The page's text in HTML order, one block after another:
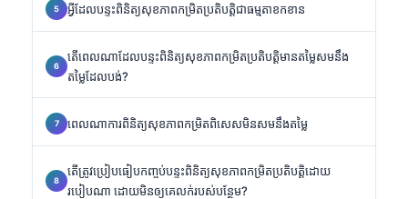
អ្វីដែលបន្ទះពិនិត្យសុខភាពកម្រិតប្រតិបត្តិជាធម្មតាខកខាន
តើពេលណាដែលបន្ទះពិនិត្យសុខភាពកម្រិតប្រតិបត្តិមានតម្លៃសមនឹង
តម្លៃដែលបង់?
ពេលណាការពិនិត្យសុខភាពកម្រិតពិសេសមិនសមនឹងតម្លៃ
តើត្រូវប្រៀបធៀបកញ្ចប់បន្ទះពិនិត្យសុខភាពកម្រិតប្រតិបត្តិដោយ
របៀបណា ដោយមិនឲ្យគេលក់របស់បន្ថែម?